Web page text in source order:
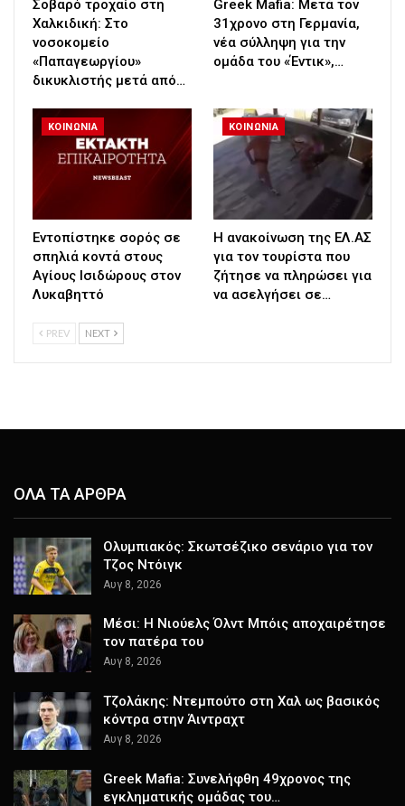
Σοβαρό τροχαίο στη
Χαλκιδική: Στο
νοσοκομείο
«Παπαγεωργίου»
δικυκλιστής μετά από…
Greek Mafia: Μετά τον
31χρονο στη Γερμανία,
νέα σύλληψη για την
ομάδα του «Έντικ»,…
ΚΟΙΝΩΝΙΑ
Εντοπίστηκε σορός σε
σπηλιά κοντά στους
Αγίους Ισιδώρους στον
Λυκαβηττό
ΚΟΙΝΩΝΙΑ
Η ανακοίνωση της ΕΛ.ΑΣ
για τον τουρίστα που
ζήτησε να πληρώσει για
να ασελγήσει σε…
PREV NEXT
ΟΛΑ ΤΑ ΑΡΘΡΑ
Ολυμπιακός: Σκωτσέζικο σενάριο για τον
Τζος Ντόιγκ
Αυγ 8, 2026
Μέσι: Η Νιούελς Όλντ Μπόις αποχαιρέτησε
τον πατέρα του
Αυγ 8, 2026
Τζολάκης: Ντεμπούτο στη Χαλ ως βασικός
κόντρα στην Άιντραχτ
Αυγ 8, 2026
Greek Mafia: Συνελήφθη 49χρονος της
εγκληματικής ομάδας του…